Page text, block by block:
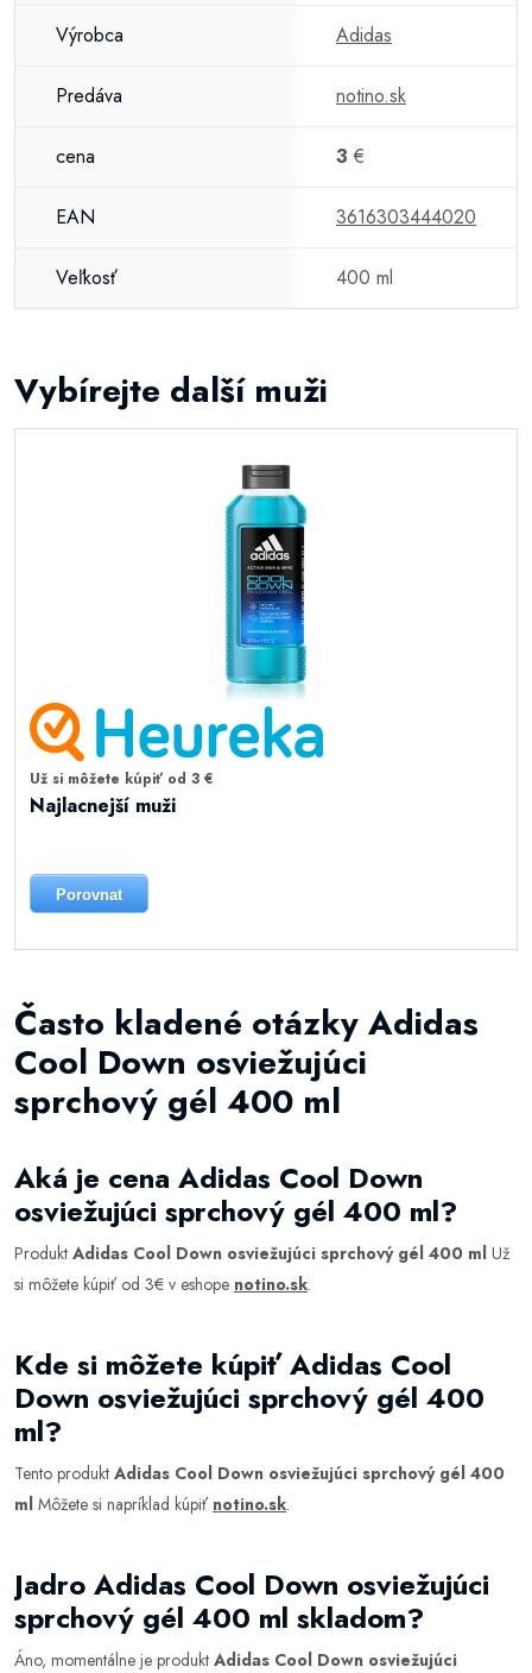
Výrobca Adidas
Predáva notino.sk
cena 3 €
EAN 3616303444020
Veľkosť 400 ml
Vybírejte další muži
Už si môžete kúpiť od 3 €
Najlacnejší muži
Porovnat
Často kladené otázky Adidas
Cool Down osviežujúci
sprchový gél 400 ml
Aká je cena Adidas Cool Down
osviežujúci sprchový gél 400 ml?
Produkt Adidas Cool Down osviežujúci sprchový gél 400 ml Už
si môžete kúpiť od 3€ v eshope notino.sk.
Kde si môžete kúpiť Adidas Cool
Down osviežujúci sprchový gél 400
ml?
Tento produkt Adidas Cool Down osviežujúci sprchový gél 400
ml Môžete si napríklad kúpiť notino.sk.
Jadro Adidas Cool Down osviežujúci
sprchový gél 400 ml skladom?
Áno, momentálne je produkt Adidas Cool Down osviežujúci